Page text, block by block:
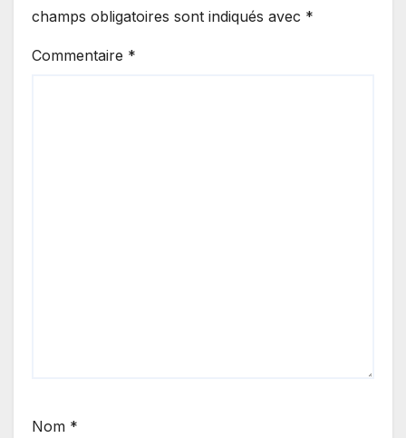
champs obligatoires sont indiqués avec *
Commentaire *
Nom *